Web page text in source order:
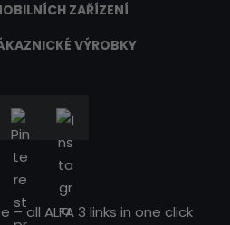
ZAŘÍZENÍ
VÝROBKY